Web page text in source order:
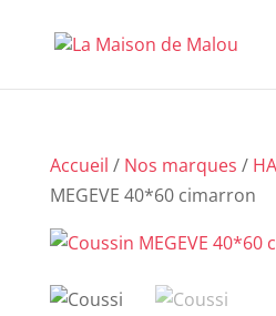
Accueil / Nos marques /
MEGEVE 40*60 cimarron